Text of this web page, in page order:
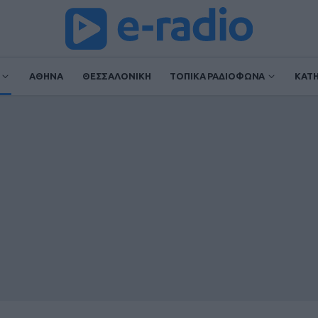
ΑΘΗΝΑ ΘΕΣΣΑΛΟΝΙΚΗ ΤΟΠΙΚΑ ΡΑΔΙΟΦΩΝΑ